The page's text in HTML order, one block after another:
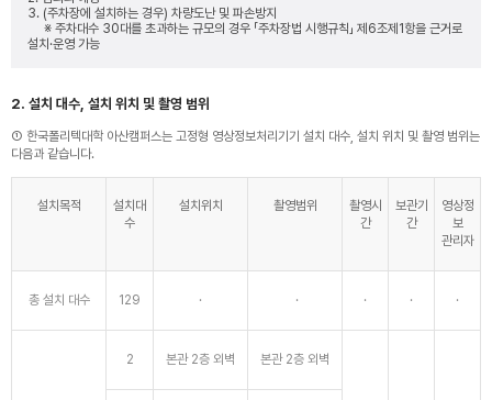
3. (주차장에 설치하는 경우) 차량도난 및 파손방지
※ 주차대수 30대를 초과하는 규모의 경우 「주차장법 시행규칙」 제6조제1항을 근거로
설치·운영 가능
2. 설치 대수, 설치 위치 및 촬영 범위
① 한국폴리텍대학 아산캠퍼스는 고정형 영상정보처리기기 설치 대수, 설치 위치 및 촬영 범위는
다음과 같습니다.
설치목적
설치대
수
설치위치 촬영범위
촬영시
간
보관기
간
영상정
보
관리자
총 설치 대수 129 · · · · ·
2 본관 2층 외벽 본관 2층 외벽